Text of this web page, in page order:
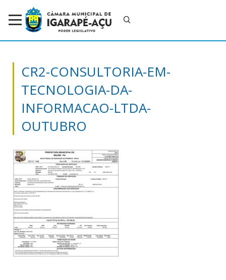
CR2-CONSULTORIA-EM-
TECNOLOGIA-DA-
INFORMACAO-LTDA-
OUTUBRO